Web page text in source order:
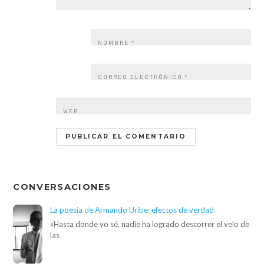
NOMBRE*
CORREO ELECTRÓNICO*
WEB
CONVERSACIONES
La poesía de Armando Uribe: efectos de verdad
«Hasta donde yo sé, nadie ha logrado descorrer el velo de
las